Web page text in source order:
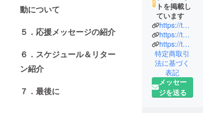
動について
５．応援メッセージの紹介
６．スケジュール＆リター
ン紹介
７．最後に
トを掲載し
ています
https://thanks-yoga.com/
https://thanks-yoga.com/academy/
https://thanksyoga.official.ec/
特定商取引
法に基づく
表記
メッセー
ジを送る